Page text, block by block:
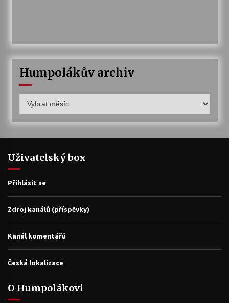
Humpolákův archiv
archiv
Uživatelský box
Přihlásit se
Zdroj kanálů (příspěvky)
Kanál komentářů
Česká lokalizace
O Humpolákovi